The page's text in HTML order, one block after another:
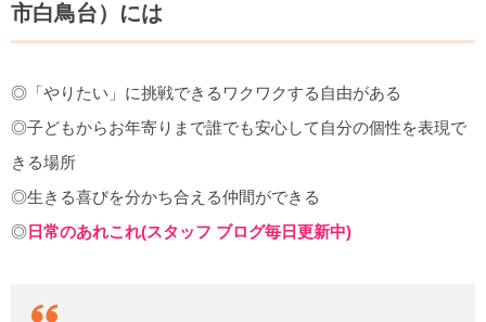
市白鳥台）には
◎「やりたい」に挑戦できるワクワクする自由がある
◎子どもからお年寄りまで誰でも安心して自分の個性を表現で
きる場所
◎生きる喜びを分かち合える仲間ができる
◎ 日常のあれこれ(スタッフ ブログ毎日更新中)